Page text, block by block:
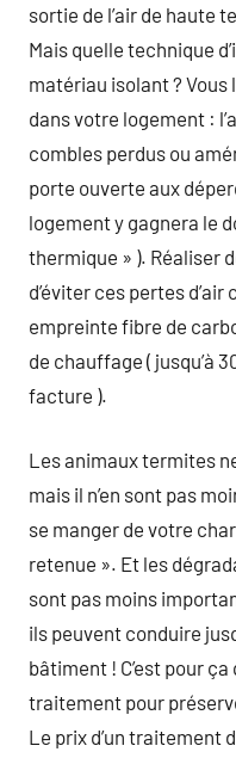
sortie de l’air de haute
Mais quelle technique
matériau isolant ? Vous
dans votre logement :
combles perdus ou
porte ouverte aux
logement y gagnera le
thermique » ). Réaliser
d’éviter ces pertes
empreinte fibre de
de chauffage ( jusqu’à
facture ).
Les animaux termites
mais il n’en sont pas
se manger de votre
retenue ». Et les
sont pas moins
ils peuvent conduire
bâtiment ! C’est pour
traitement pour
Le prix d’un traitement